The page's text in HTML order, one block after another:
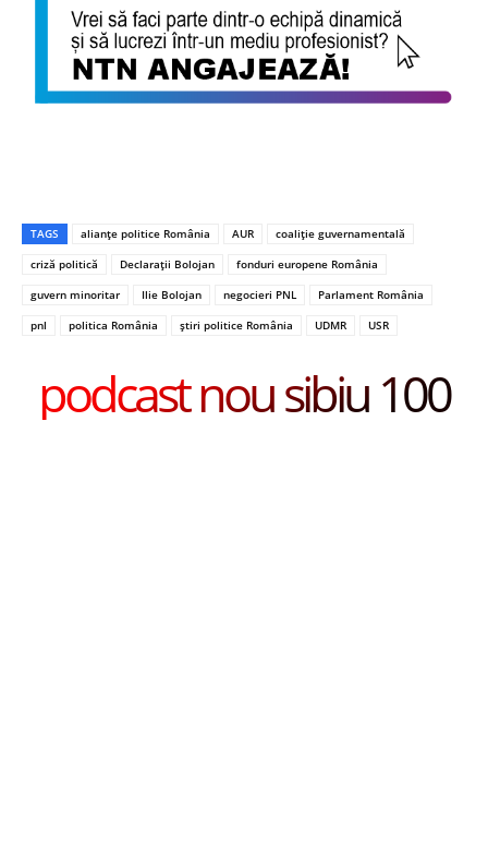
TAGS alianțe politice România AUR
coaliție guvernamentală
criză politică
Declarații Bolojan
fonduri europene România
guvern minoritar
Ilie Bolojan negocieri PNL
Parlament România
pnl
politica România știri politice România UDMR USR
podcast nou sibiu 100